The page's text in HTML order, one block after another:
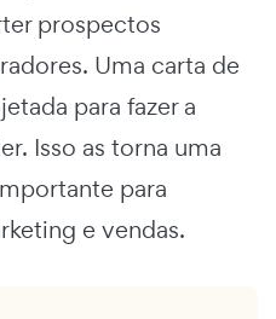
prospectos
Uma carta de
para fazer a
Isso as torna uma
para
e vendas.